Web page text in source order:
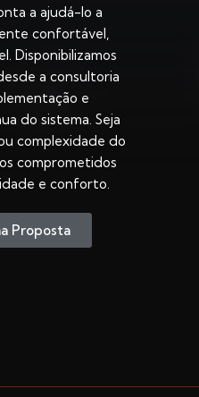
a ajudá-lo a
confortável,
Disponibilizamos
a consultoria
e
do sistema. Seja
complexidade do
comprometidos
e conforto.
Proposta